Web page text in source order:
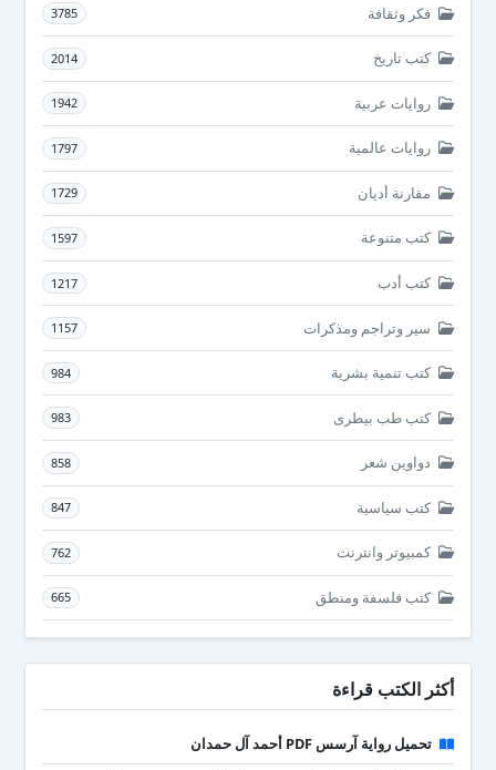
فكر وثقافة 3785
كتب تاريخ 2014
روايات عربية 1942
روايات عالمية 1797
مقارنة أديان 1729
كتب متنوعة 1597
كتب أدب 1217
سير وتراجم ومذكرات 1157
كتب تنمية بشرية 984
كتب طب بيطرى 983
دواوين شعر 858
كتب سياسية 847
كمبيوتر وانترنت 762
كتب فلسفة ومنطق 665
أكثر الكتب قراءة
تحميل رواية آرسس PDF أحمد آل حمدان